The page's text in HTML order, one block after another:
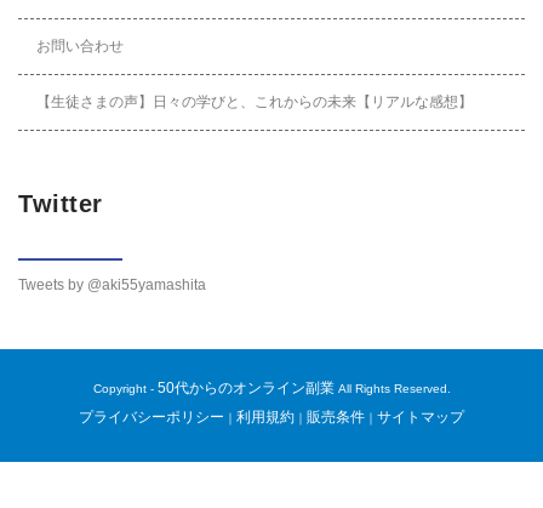
お問い合わせ
【生徒さまの声】日々の学びと、これからの未来【リアルな感想】
Twitter
Tweets by @aki55yamashita
Copyright - 50代からのオンライン副業All Rights Reserved.
プライバシーポリシー ｜ 利用規約 ｜ 販売条件 ｜ サイトマップ